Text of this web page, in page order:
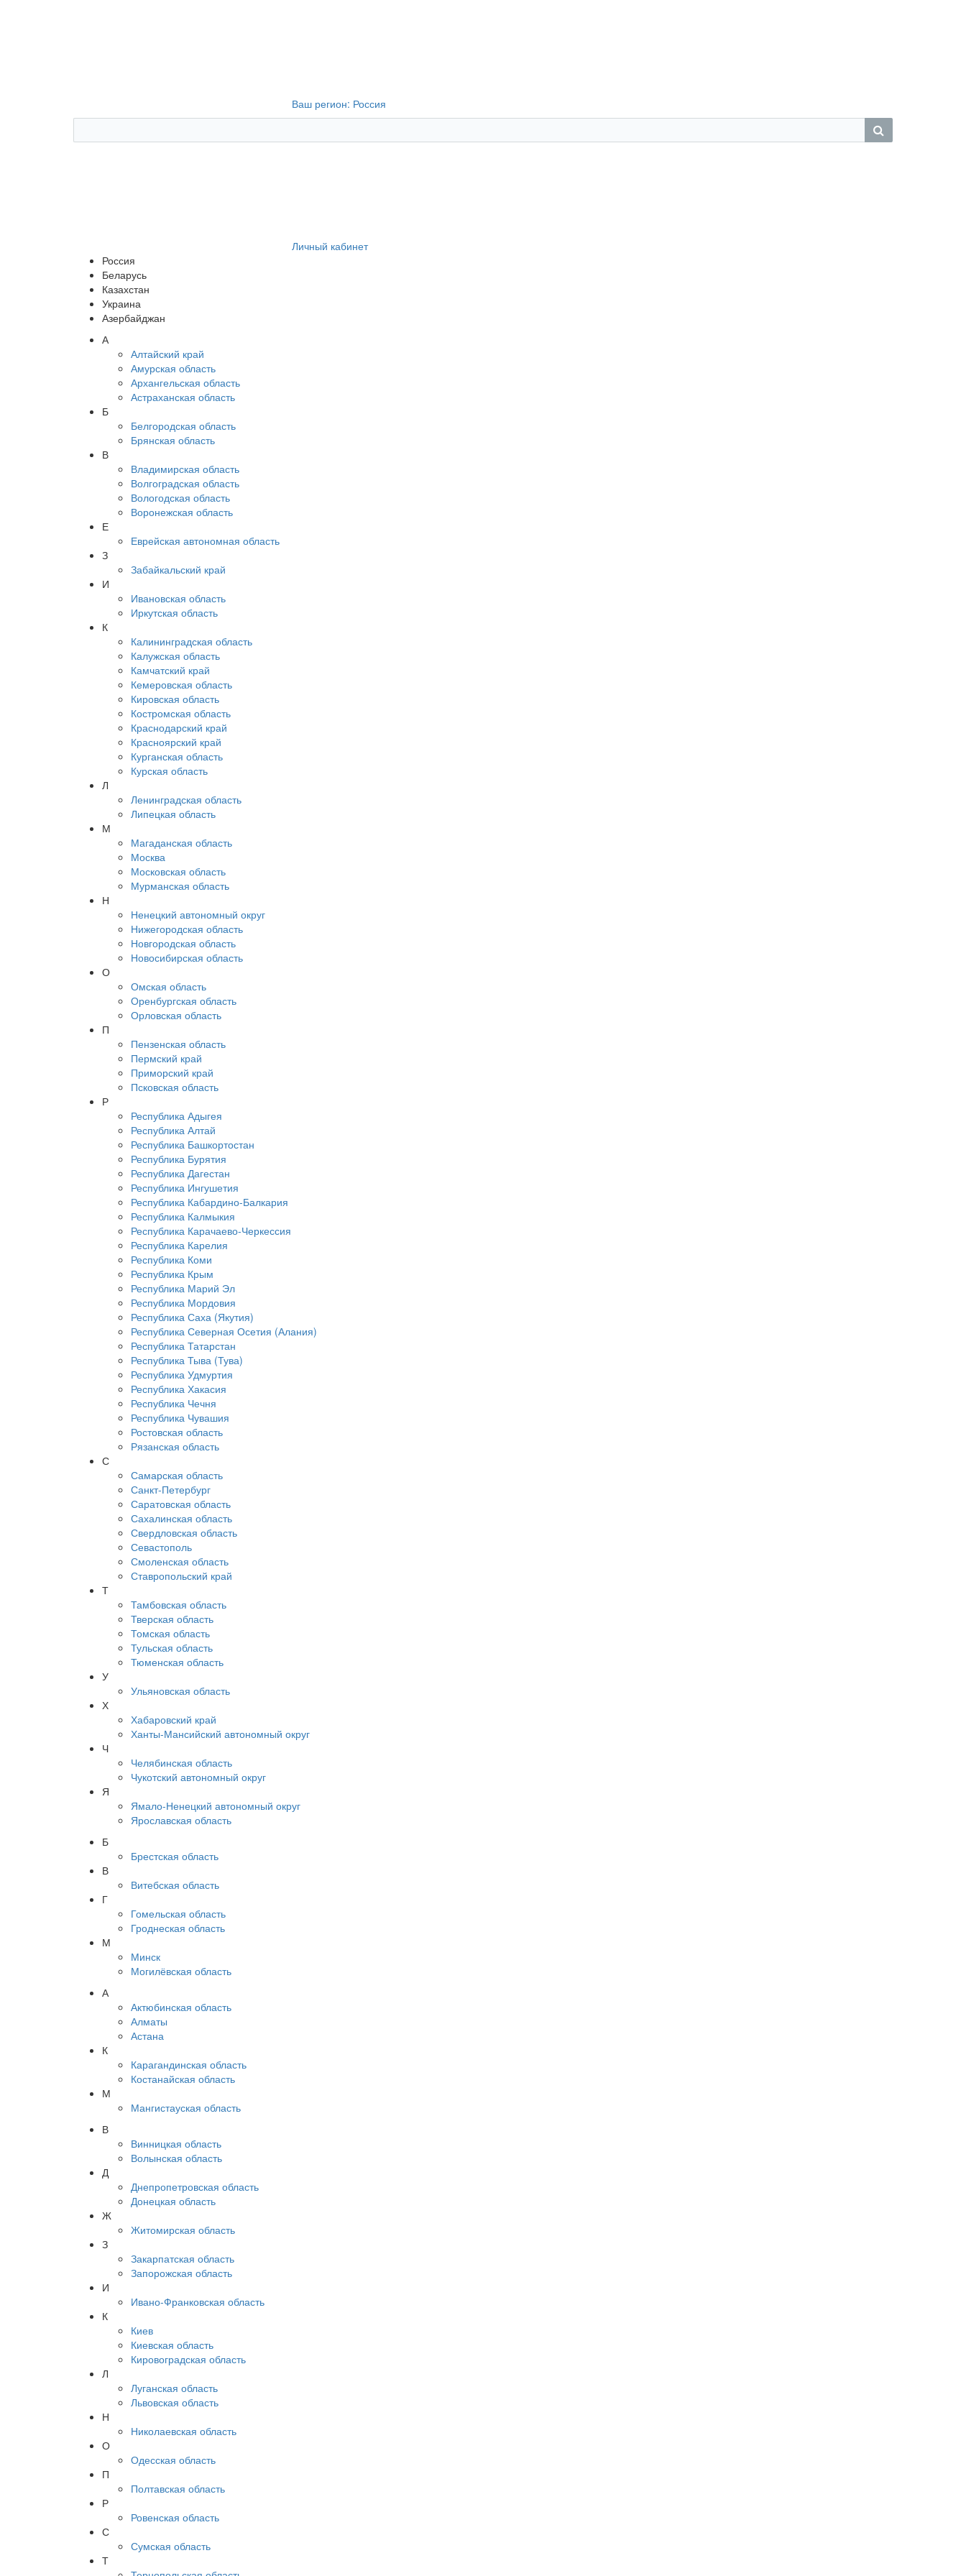
Ваш регион: Россия
Личный кабинет
Россия
Беларусь
Казахстан
Украина
Азербайджан
А
Алтайский край
Амурская область
Архангельская область
Астраханская область
Б
Белгородская область
Брянская область
В
Владимирская область
Волгоградская область
Вологодская область
Воронежская область
Е
Еврейская автономная область
З
Забайкальский край
И
Ивановская область
Иркутская область
К
Калининградская область
Калужская область
Камчатский край
Кемеровская область
Кировская область
Костромская область
Краснодарский край
Красноярский край
Курганская область
Курская область
Л
Ленинградская область
Липецкая область
М
Магаданская область
Москва
Московская область
Мурманская область
Н
Ненецкий автономный округ
Нижегородская область
Новгородская область
Новосибирская область
О
Омская область
Оренбургская область
Орловская область
П
Пензенская область
Пермский край
Приморский край
Псковская область
Р
Республика Адыгея
Республика Алтай
Республика Башкортостан
Республика Бурятия
Республика Дагестан
Республика Ингушетия
Республика Кабардино-Балкария
Республика Калмыкия
Республика Карачаево-Черкессия
Республика Карелия
Республика Коми
Республика Крым
Республика Марий Эл
Республика Мордовия
Республика Саха (Якутия)
Республика Северная Осетия (Алания)
Республика Татарстан
Республика Тыва (Тува)
Республика Удмуртия
Республика Хакасия
Республика Чечня
Республика Чувашия
Ростовская область
Рязанская область
С
Самарская область
Санкт-Петербург
Саратовская область
Сахалинская область
Свердловская область
Севастополь
Смоленская область
Ставропольский край
Т
Тамбовская область
Тверская область
Томская область
Тульская область
Тюменская область
У
Ульяновская область
Х
Хабаровский край
Ханты-Мансийский автономный округ
Ч
Челябинская область
Чукотский автономный округ
Я
Ямало-Ненецкий автономный округ
Ярославская область
Б
Брестская область
В
Витебская область
Г
Гомельская область
Гроднеская область
М
Минск
Могилёвская область
А
Актюбинская область
Алматы
Астана
К
Карагандинская область
Костанайская область
М
Мангистауская область
В
Винницкая область
Волынская область
Д
Днепропетровская область
Донецкая область
Ж
Житомирская область
З
Закарпатская область
Запорожская область
И
Ивано-Франковская область
К
Киев
Киевская область
Кировоградская область
Л
Луганская область
Львовская область
Н
Николаевская область
О
Одесская область
П
Полтавская область
Р
Ровенская область
С
Сумская область
Т